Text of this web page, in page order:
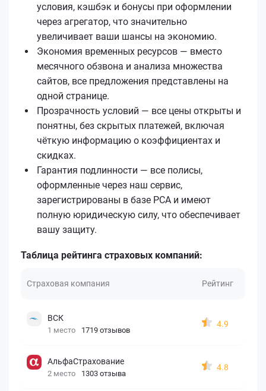
условия, кэшбэк и бонусы при оформлении
через агрегатор, что значительно
увеличивает ваши шансы на экономию.
Экономия временных ресурсов — вместо
месячного обзвона и анализа множества
сайтов, все предложения представлены на
одной странице.
Прозрачность условий — все цены открыты и
понятны, без скрытых платежей, включая
чёткую информацию о коэффициентах и
скидках.
Гарантия подлинности — все полисы,
оформленные через наш сервис,
зарегистрированы в базе РСА и имеют
полную юридическую силу, что обеспечивает
вашу защиту.
Таблица рейтинга страховых компаний:
Страховая компания Рейтинг
ВСК
1 место 1719 отзывов
4.9
АльфаСтрахование
2 место 1303 отзыва
4.8